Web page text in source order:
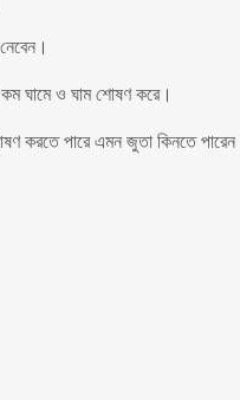
ঘামে ও ঘাম শোষণ করে।
করতে পারে এমন জুতা কিনতে